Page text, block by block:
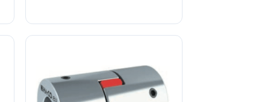
Accouplement Élastique à Moyeu